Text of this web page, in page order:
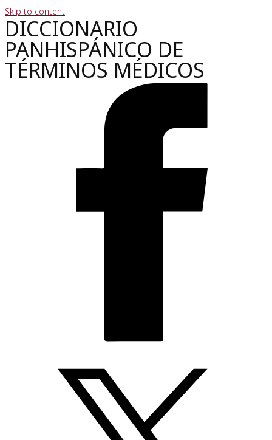
Skip to content
DICCIONARIO
PANHISPÁNICO DE
TÉRMINOS MÉDICOS